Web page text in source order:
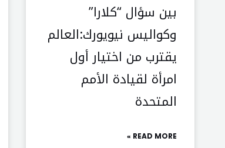
بين سؤال “كلارا”
وكواليس نيويورك:العالم
يقترب من اختيار أول
امرأة لقيادة الأمم
المتحدة
READ MORE »